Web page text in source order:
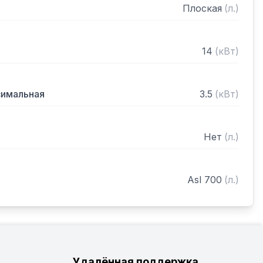
Плоская (л.)
14 (кВт)
3.5 (кВт)
Нет (л.)
Asl 700 (л.)